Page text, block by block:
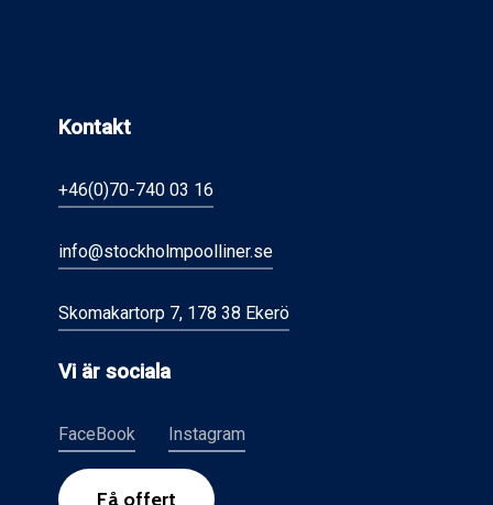
Kontakt
+46(0)70-740 03 16
info@stockholmpoolliner.se
Skomakartorp 7, 178 38 Ekerö
Vi är sociala
FaceBook Instagram
Få offert